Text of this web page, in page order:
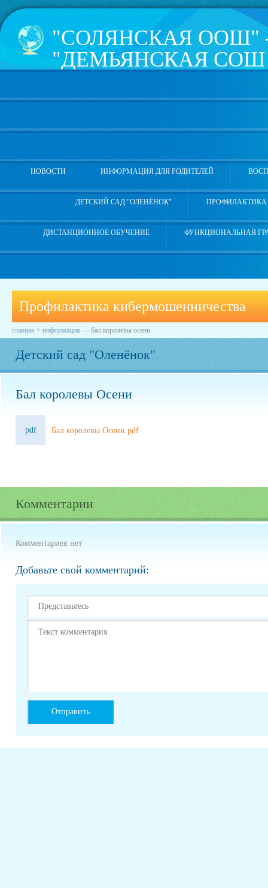
Профилактика кибермошенничества
главная > информация — бал королевы осени
Детский сад "Оленёнок"
Бал королевы Осени
pdf Бал королевы Осени.pdf
Комментарии
Комментариев нет
Добавьте свой комментарий:
"СОЛЯНСКАЯ ООШ"
"ДЕМЬЯНСКАЯ СОШ
РАЙОНА
626181, Тюменская
НОВОСТИ ИНФОРМАЦИЯ ДЛЯ РОДИТЕЛЕЙ
ДЕТСКИЙ САД "ОЛЕНЁНОК"
ДИСТАНЦИОННОЕ ОБУЧЕНИЕ ФУНКЦИОНАЛЬНАЯ